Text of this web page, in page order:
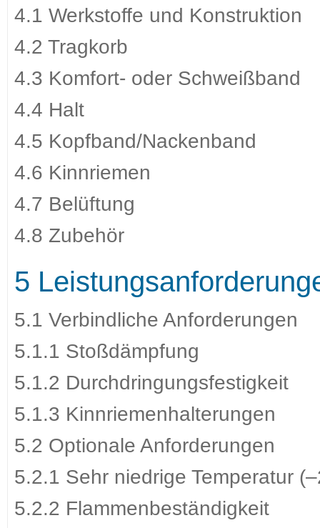
4.1 Werkstoffe und Konstruktion
4.2 Tragkorb
4.3 Komfort- oder Schweißband
4.4 Halt
4.5 Kopfband/Nackenband
4.6 Kinnriemen
4.7 Belüftung
4.8 Zubehör
5
5.1 Verbindliche Anforderungen
5.1.1 Stoßdämpfung
5.1.2 Durchdringungsfestigkeit
5.1.3 Kinnriemenhalterungen
5.2 Optionale Anforderungen
5.2.1 Sehr niedrige Temperatur
5.2.2 Flammenbeständigkeit